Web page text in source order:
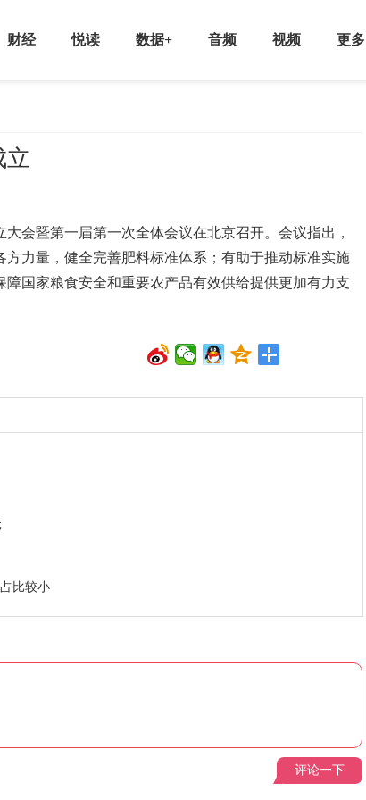
财经 悦读 数据+ 音频 视频 更多
立
暨第一届第一次全体会议在北京召开。会议指出，
力量，健全完善肥料标准体系；有助于推动标准实施
国家粮食安全和重要农产品有效供给提供更加有力支
比较小
评论一下